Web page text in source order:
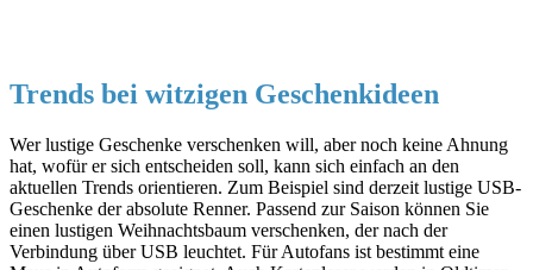
Trends bei witzigen Geschenkideen
Wer lustige Geschenke verschenken will, aber noch keine Ahnung
hat, wofür er sich entscheiden soll, kann sich einfach an den
aktuellen Trends orientieren. Zum Beispiel sind derzeit lustige USB-
Geschenke der absolute Renner. Passend zur Saison können Sie
einen lustigen Weihnachtsbaum verschenken, der nach der
Verbindung über USB leuchtet. Für Autofans ist bestimmt eine